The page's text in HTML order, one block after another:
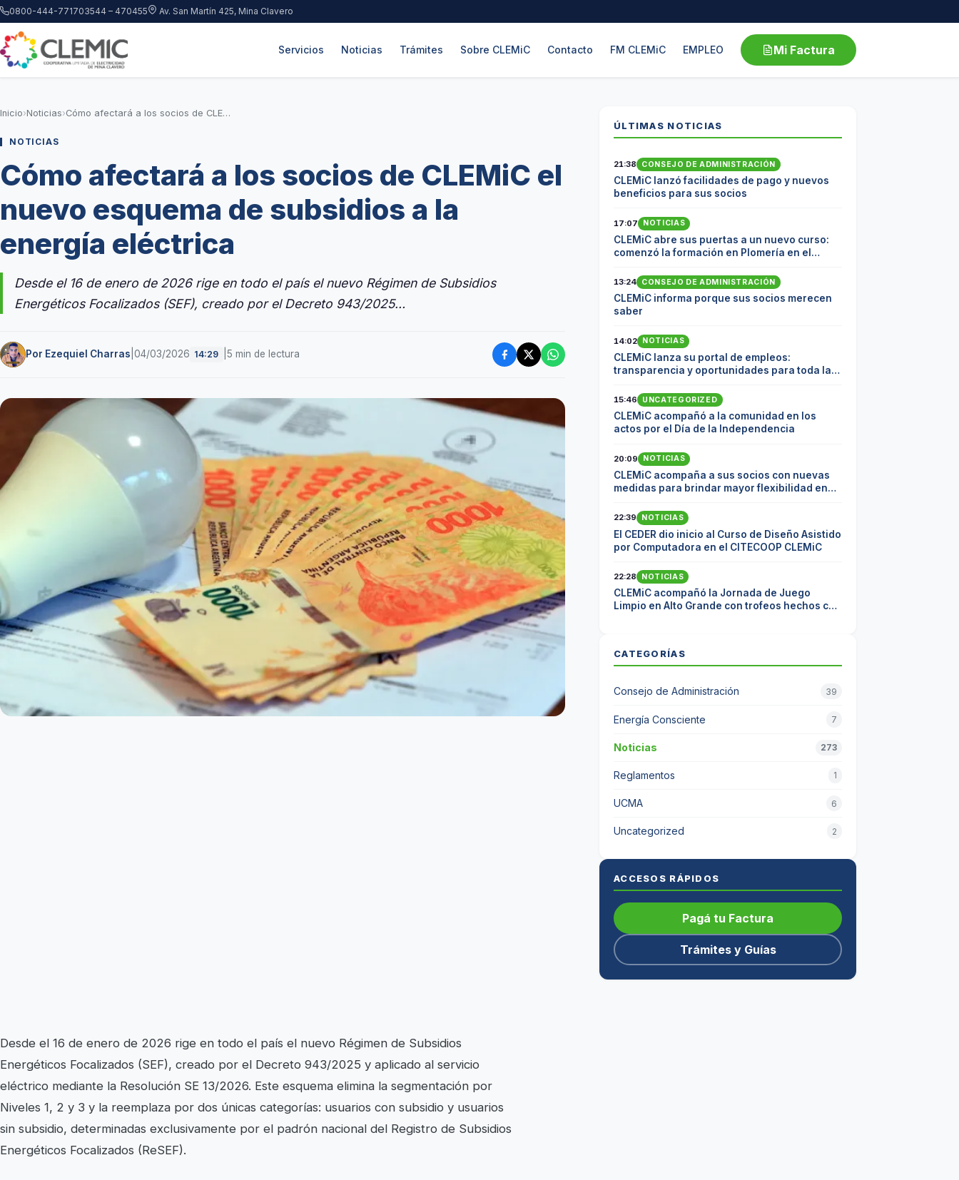
Saltar al contenido principal
0800-444-771703544 – 470455 Av. San Martín 425, Mina Clavero
Servicios Noticias Trámites Sobre CLEMiC Contacto FM CLEMiC EMPLEO Mi Factura
Inicio›Noticias› Cómo afectará a los socios de CLEMiC el nuevo esquema de subsidios a la energía eléctrica
NOTICIAS
Cómo afectará a los socios de CLEMiC el
nuevo esquema de subsidios a la
energía eléctrica
Desde el 16 de enero de 2026 rige en todo el país el nuevo Régimen de Subsidios
Energéticos Focalizados (SEF), creado por el Decreto 943/2025…
Por Ezequiel Charras 04/03/2026 14:29 5 min de lectura
Desde el 16 de enero de 2026 rige en todo el país el nuevo Régimen de Subsidios
Energéticos Focalizados (SEF), creado por el Decreto 943/2025 y aplicado al servicio
eléctrico mediante la Resolución SE 13/2026. Este esquema elimina la segmentación por
Niveles 1, 2 y 3 y la reemplaza por dos únicas categorías: usuarios con subsidio y usuarios
sin subsidio, determinadas exclusivamente por el padrón nacional del Registro de Subsidios
Energéticos Focalizados (ReSEF).
ÚLTIMAS NOTICIAS
21:38 CONSEJO DE ADMINISTRACIÓN
CLEMiC lanzó facilidades de pago y nuevos
beneficios para sus socios
17:07 NOTICIAS
CLEMiC abre sus puertas a un nuevo curso:
comenzó la formación en Plomería en el
13:24 CONSEJO DE ADMINISTRACIÓN
CLEMiC informa porque sus socios merecen
saber
14:02 NOTICIAS
CLEMiC lanza su portal de empleos:
transparencia y oportunidades para toda la
15:46 UNCATEGORIZED
CLEMiC acompañó a la comunidad en los
actos por el Día de la Independencia
20:09 NOTICIAS
CLEMiC acompaña a sus socios con nuevas
medidas para brindar mayor flexibilidad en
22:39 NOTICIAS
El CEDER dio inicio al Curso de Diseño Asistido
por Computadora en el CITECOOP CLEMiC
22:28 NOTICIAS
CLEMiC acompañó la Jornada de Juego
Limpio en Alto Grande con trofeos hechos con
CATEGORÍAS
Consejo de Administración 39
Energía Consciente 7
Noticias 273
Reglamentos 1
UCMA 6
Uncategorized 2
ACCESOS RÁPIDOS
Pagá tu Factura
Trámites y Guías